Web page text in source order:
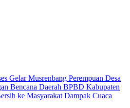
Gelar Musrenbang Perempuan Desa
Bencana Daerah BPBD Kabupaten
ke Masyarakat Dampak Cuaca